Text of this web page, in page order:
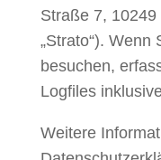
Straße 7,
„Strato“). Wenn
besuchen,
Logfiles
Weitere